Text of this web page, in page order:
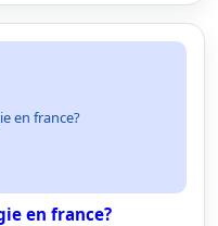
en france?
en france?